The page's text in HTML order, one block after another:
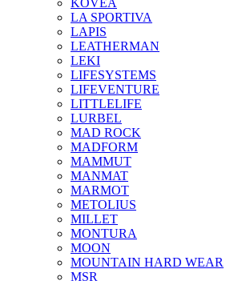
KOVEA
LA SPORTIVA
LAPIS
LEATHERMAN
LEKI
LIFESYSTEMS
LIFEVENTURE
LITTLELIFE
LURBEL
MAD ROCK
MADFORM
MAMMUT
MANMAT
MARMOT
METOLIUS
MILLET
MONTURA
MOON
MOUNTAIN HARD WEAR
MSR